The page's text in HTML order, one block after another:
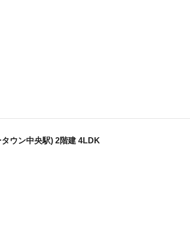
ウン中央駅) 2階建 4LDK